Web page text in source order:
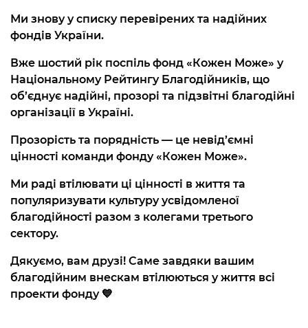
Ми знову у списку перевірених та надійних
фондів України.
Вже шостий рік поспіль фонд «Кожен Може» у
Національному Рейтингу Благодійників, що
об’єднує надійні, прозорі та підзвітні благодійні
організації в Україні.
Прозорість та порядність — це невід’ємні
цінності команди фонду «Кожен Може».
Ми раді втілювати ці цінності в життя та
популяризувати культуру усвідомленої
благодійності разом з колегами третього
сектору.
Дякуємо, вам друзі! Саме завдяки вашим
благодійним внескам втілюються у життя всі
проекти фонду 💙